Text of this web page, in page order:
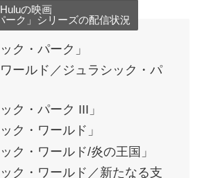
Huluの映画
ーク」シリーズの配信状況
ク・パーク」
ワールド／ジュラシック・パ
ク・パーク III」
ク・ワールド」
ク・ワールド/炎の王国」
ック・ワールド／新たなる支